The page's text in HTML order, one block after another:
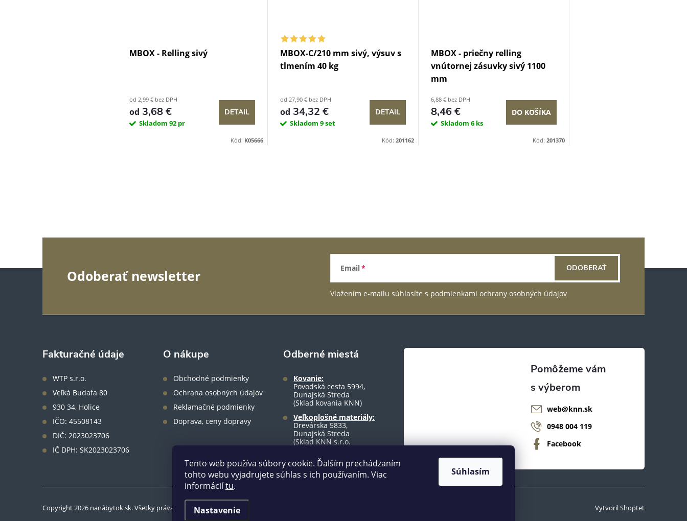
Tento web používa súbory cookie. Ďalším prechádzaním
tohto webu vyjadrujete súhlas s ich používaním. Viac
informáciítu.
Nastavenie
Súhlasím
MBOX - Relling sivý
od 2,99 € bez DPH
od 3,68 €
Skladom 92 pr
DETAIL
Kód: K05666
MBOX-C/210 mm sivý, výsuv s
tlmením 40 kg
od 27,90 € bez DPH
od 34,32 €
Skladom 9 set
DETAIL
Kód: 201162
MBOX - priečny relling
vnútornej zásuvky sivý 1100
mm
6,88 € bez DPH
8,46 €
Skladom 6 ks
DO KOŠÍKA
Kód: 201370
Odoberať newsletter Email
Vložením e-mailu súhlasíte s podmienkami ochrany osobných údajov
ODOBERAŤ
Fakturačné údaje
WTP s.r.o.
Veľká Budafa 80
930 34, Holice
IČO: 45508143
DIČ: 2023023706
IČ DPH: SK2023023706
O nákupe
Obchodné podmienky
Ochrana osobných údajov
Reklamačné podmienky
Doprava, ceny dopravy
Odberné miestá
Kovanie:
Povodská cesta 5994,
Dunajská Streda
(Sklad kovania KNN)
Veľkoplošné materiály:
Drevárska 5833,
Dunajská Streda
(Sklad KNN s.r.o.
web@knn.sk
0948 004 119
Facebook
Vytvoril Shoptet
Copyright 2026 nanábytok.sk. Všetky práva vyhradené.